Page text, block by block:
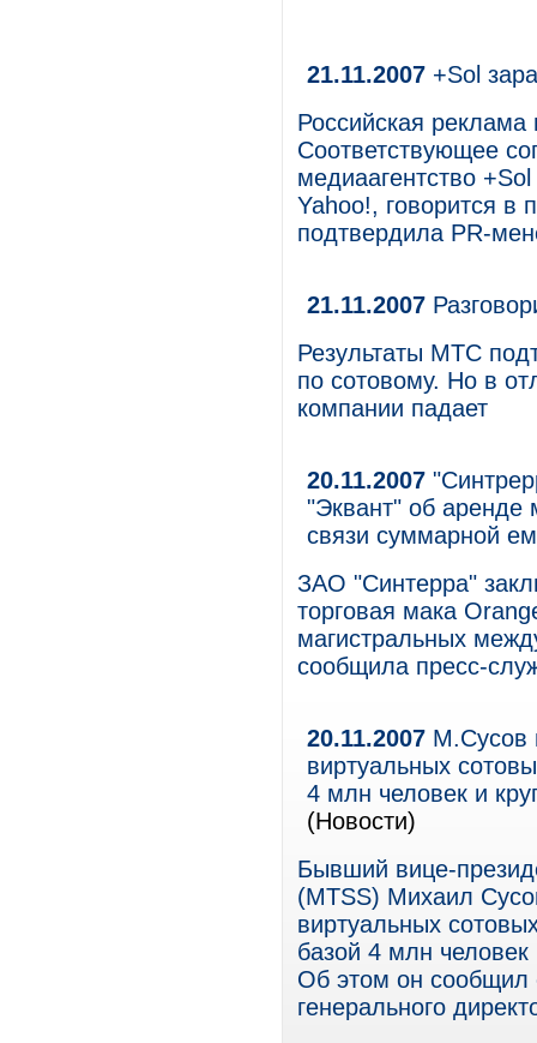
21.11.2007 +Sol
Российская реклама
Соответствующее
медиаагентство
Yahoo!, говорится в
подтвердила PR-
21.11.2007
Результаты МТС
по сотовому. Но в
компании падает
20.11.2007
"Эквант" об аренде
связи суммарной
ЗАО "Синтерра"
торговая мака
магистральных
сообщила пресс-
20.11.2007 М.Сусов
виртуальных
4 млн человек и
(Новости)
Бывший вице-
(MTSS) Михаил
виртуальных
базой 4 млн
Об этом он сообщил
генерального